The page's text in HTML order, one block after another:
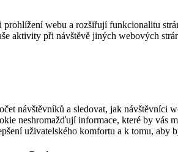
webu a rozšiřují funkcionalitu
aktivity při návštěvě jiných webových
návštěvníků a sledovat, jak návštěvníci
neshromažďují informace, které by vás
uživatelského komfortu a k tomu, aby